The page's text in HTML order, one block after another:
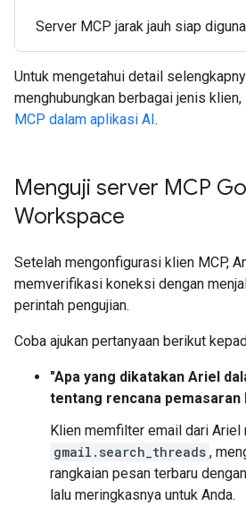
Server MCP jarak jauh siap
Untuk mengetahui detail
menghubungkan berbagai jenis klien,
MCP dalam aplikasi AI.
Menguji server MCP
Workspace
Setelah mengonfigurasi klien MCP,
memverifikasi koneksi dengan
perintah pengujian.
Coba ajukan pertanyaan berikut
"Apa yang dikatakan Ariel
tentang rencana pemasaran
Klien memfilter email dari Ariel
gmail.search_threads ,
rangkaian pesan terbaru dengan
lalu meringkasnya untuk Anda.